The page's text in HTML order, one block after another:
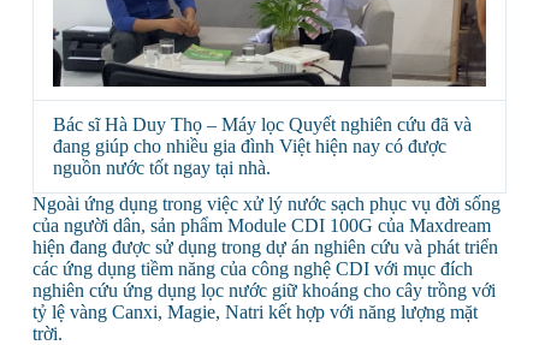
Bác sĩ Hà Duy Thọ – Máy lọc Quyết nghiên cứu đã và
đang giúp cho nhiều gia đình Việt hiện nay có được
nguồn nước tốt ngay tại nhà.
Ngoài ứng dụng trong việc xử lý nước sạch phục vụ đời sống
của người dân, sản phẩm Module CDI 100G của Maxdream
hiện đang được sử dụng trong dự án nghiên cứu và phát triển
các ứng dụng tiềm năng của công nghệ CDI với mục đích
nghiên cứu ứng dụng lọc nước giữ khoáng cho cây trồng với
tỷ lệ vàng Canxi, Magie, Natri kết hợp với năng lượng mặt
trời.